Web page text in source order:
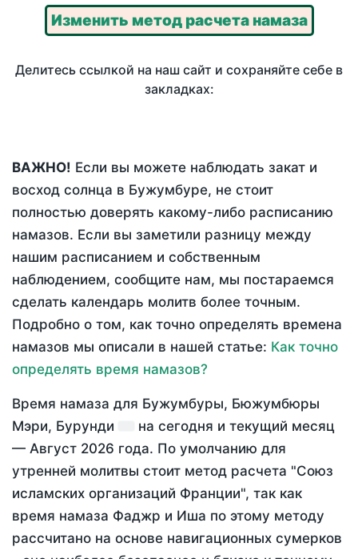
Изменить метод расчета намаза
Делитесь ссылкой на наш сайт и сохраняйте себе в
закладках:
ВАЖНО! Если вы можете наблюдать закат и
восход солнца в Бужумбуре, не стоит
полностью доверять какому-либо расписанию
намазов. Если вы заметили разницу между
нашим расписанием и собственным
наблюдением, сообщите нам, мы постараемся
сделать календарь молитв более точным.
Подробно о том, как точно определять времена
намазов мы описали в нашей статье: Как точно
определять время намазов?
Время намаза для Бужумбуры, Бюжумбюры
Мэри, Бурунди
на сегодня и текущий месяц
— Август 2026 года. По умолчанию для
утренней молитвы стоит метод расчета "Союз
исламских организаций Франции", так как
время намаза Фаджр и Иша по этому методу
рассчитано на основе навигационных сумерков